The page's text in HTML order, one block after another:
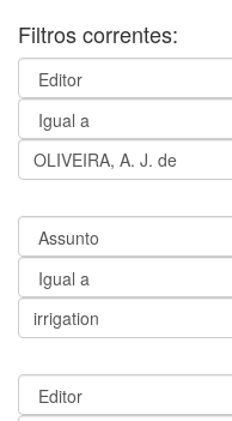
Filtros correntes: